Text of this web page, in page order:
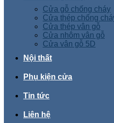
Cửa gỗ chống cháy
Cửa thép chống
Cửa thép vân gỗ
Cửa nhôm vân gỗ
Cửa vân gỗ 5D
Nội thất
Phụ kiện cửa
Tin tức
Liên hệ